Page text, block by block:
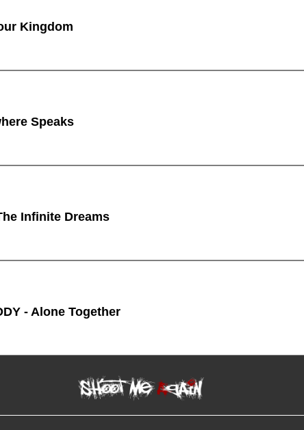
Kingdom
Speaks
Infinite Dreams
- Alone Together